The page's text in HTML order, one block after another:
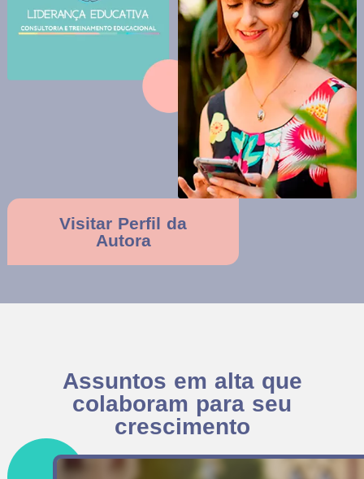
Visitar Perfil da
Autora
Assuntos em alta que
colaboram para seu
crescimento